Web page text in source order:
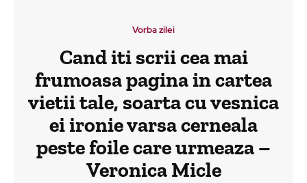
Vorba zilei
Cand iti scrii cea mai
frumoasa pagina in cartea
vietii tale, soarta cu vesnica
ei ironie varsa cerneala
peste foile care urmeaza –
Veronica Micle